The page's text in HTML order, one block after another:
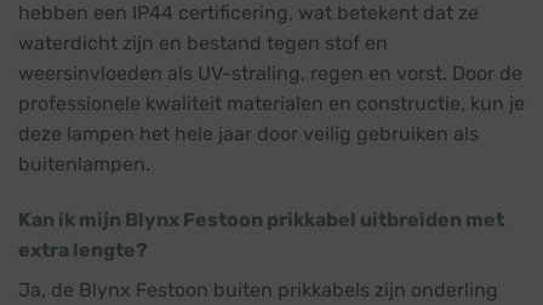
hebben een IP44 certificering, wat betekent dat ze
waterdicht zijn en bestand tegen stof en
weersinvloeden als UV-straling, regen en vorst. Door de
professionele kwaliteit materialen en constructie, kun je
deze lampen het hele jaar door veilig gebruiken als
buitenlampen.
Kan ik mijn Blynx Festoon prikkabel uitbreiden met
extra lengte?
Ja, de Blynx Festoon buiten prikkabels zijn onderling